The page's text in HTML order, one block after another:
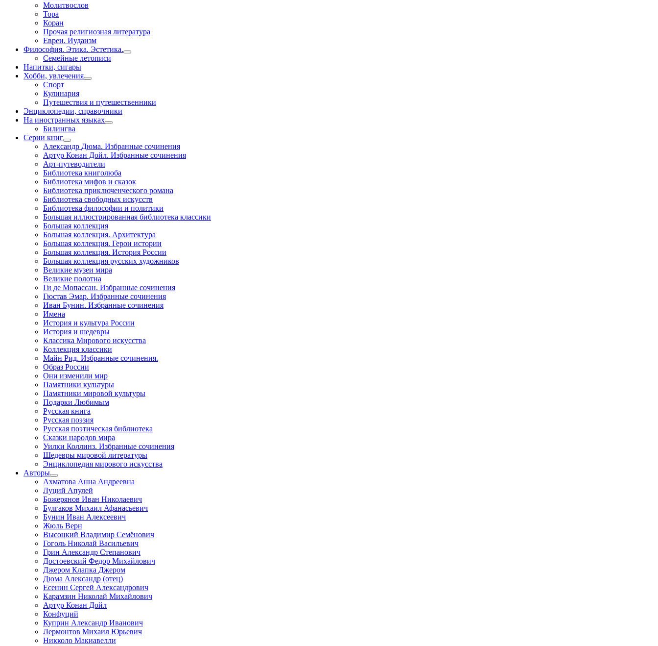
Молитвослов
Тора
Коран
Прочая религиозная литература
Евреи. Иудаизм
Философия. Этика. Эстетика.
Семейные летописи
Напитки, сигары
Хобби, увлечения
Спорт
Кулинария
Путешествия и путешественники
Энциклопедии, справочники
На иностранных языках
Билингва
Серии книг
Александр Дюма. Избранные сочинения
Артур Конан Дойл. Избранные сочинения
Арт-путеводители
Библиотека книголюба
Библиотека мифов и сказок
Библиотека приключенческого романа
Библиотека свободных искусств
Библиотека философии и политики
Большая иллюстрированная библиотека классики
Большая коллекция
Большая коллекция. Архитектура
Большая коллекция. Герои истории
Большая коллекция. История России
Большая коллекция русских художников
Великие музеи мира
Великие полотна
Ги де Мопассан. Избранные сочинения
Гюстав Эмар. Избранные сочинения
Иван Бунин. Избранные сочинения
Имена
История и культура России
История и шедевры
Классика Мирового искусства
Коллекция классики
Майн Рид. Избранные сочинения.
Образ России
Они изменили мир
Памятники культуры
Памятники мировой культуры
Подарки Любимым
Русская книга
Русская поэзия
Русская поэтическая библиотека
Сказки народов мира
Уилки Коллинз. Избранные сочинения
Шедевры мировой литературы
Энциклопедия мирового искусства
Авторы
Ахматова Анна Андреевна
Луций Апулей
Божерянов Иван Николаевич
Булгаков Михаил Афанасьевич
Бунин Иван Алексеевич
Жюль Верн
Высоцкий Владимир Семёнович
Гоголь Николай Васильевич
Грин Александр Степанович
Достоевский Федор Михайлович
Джером Клапка Джером
Дюма Александр (отец)
Есенин Сергей Александрович
Карамзин Николай Михайлович
Артур Конан Дойл
Конфуций
Куприн Александр Иванович
Лермонтов Михаил Юрьевич
Никколо Макиавелли